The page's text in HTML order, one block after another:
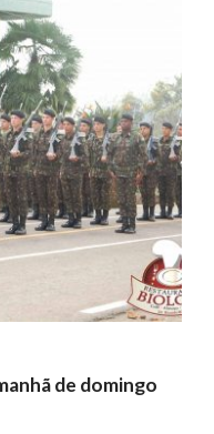
de domingo